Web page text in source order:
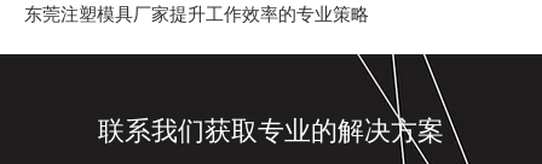
东莞注塑模具厂家提升工作效率的专业策略
联系我们获取专业的解决方案